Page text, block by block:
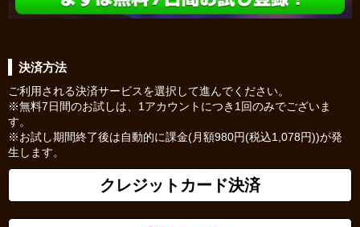
決済方法
ご利用される決済サービスを選択して進んでください。
※無料7日間のお試しは、1アカウントにつき1回のみでございま
す。
※お試し期間終了後は自動的に課金(月額980円(税込1,078円))が発
生します。
クレジットカード決済